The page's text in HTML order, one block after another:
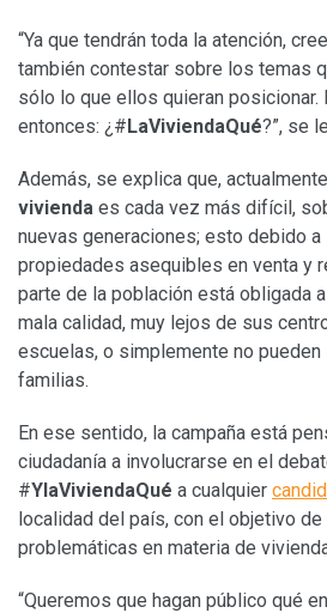
“Ya que tendrán toda la atención,
también contestar sobre los temas
sólo lo que ellos quieran
entonces: ¿#LaViviendaQué?”, se
Además, se explica que,
vivienda es cada vez más difícil,
nuevas generaciones; esto debido
propiedades asequibles en venta y
parte de la población está obligada
mala calidad, muy lejos de sus
escuelas, o simplemente no
familias.
En ese sentido, la campaña está
ciudadanía a involucrarse en el
#YlaViviendaQué a cualquier
localidad del país, con el objetivo
problemáticas en materia de
“Queremos que hagan público qué